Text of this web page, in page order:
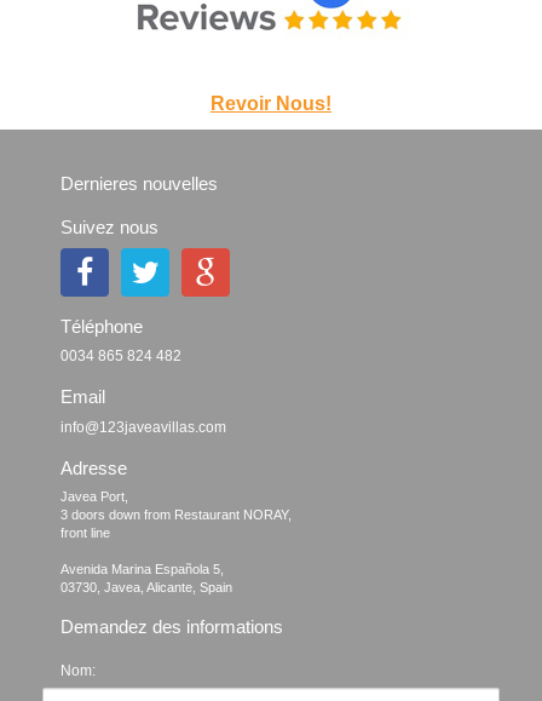
Revoir Nous!
Dernieres nouvelles
Suivez nous
Téléphone
0034 865 824 482
Email
info@123javeavillas.com
Adresse
Javea Port,
3 doors down from Restaurant NORAY,
front line
Avenida Marina Española 5,
Demandez des informations
Nom: